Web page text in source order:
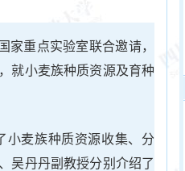
重点实验室联合邀请，
就小麦族种质资源及育种
小麦族种质资源收集、分
吴丹丹副教授分别介绍了